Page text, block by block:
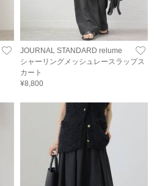
JOURNAL STANDARD relume
シャーリングメッシュレースラップス
カート
¥8,800